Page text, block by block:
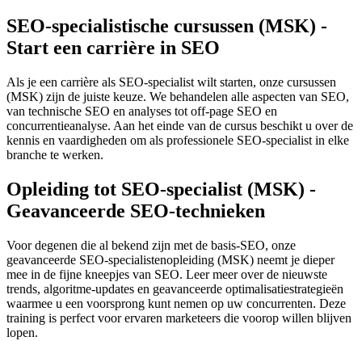
SEO-specialistische cursussen (MSK) -
Start een carrière in SEO
Als je een carrière als SEO-specialist wilt starten, onze cursussen
(MSK) zijn de juiste keuze. We behandelen alle aspecten van SEO,
van technische SEO en analyses tot off-page SEO en
concurrentieanalyse. Aan het einde van de cursus beschikt u over de
kennis en vaardigheden om als professionele SEO-specialist in elke
branche te werken.
Opleiding tot SEO-specialist (MSK) -
Geavanceerde SEO-technieken
Voor degenen die al bekend zijn met de basis-SEO, onze
geavanceerde SEO-specialistenopleiding (MSK) neemt je dieper
mee in de fijne kneepjes van SEO. Leer meer over de nieuwste
trends, algoritme-updates en geavanceerde optimalisatiestrategieën
waarmee u een voorsprong kunt nemen op uw concurrenten. Deze
training is perfect voor ervaren marketeers die voorop willen blijven
lopen.